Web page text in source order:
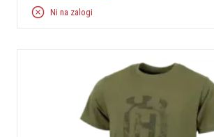
Ni na zalogi